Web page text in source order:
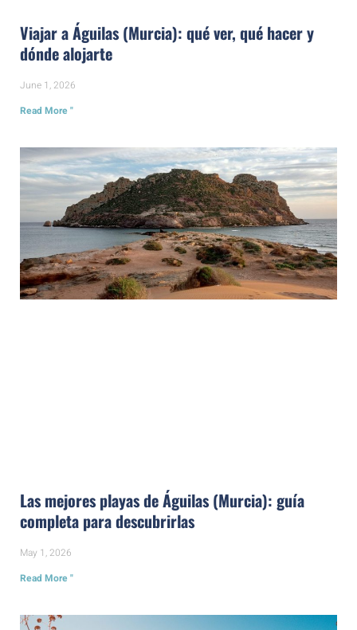
Viajar a Águilas (Murcia): qué ver, qué hacer y
dónde alojarte
June 1, 2026
Read More "
Las mejores playas de Águilas (Murcia): guía
completa para descubrirlas
May 1, 2026
Read More "